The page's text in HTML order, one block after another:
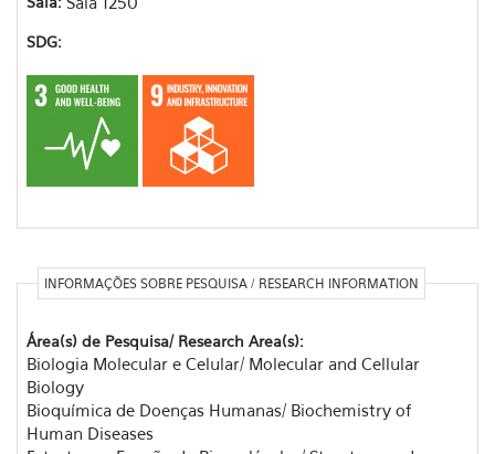
SDG:
INFORMAÇÕES SOBRE PESQUISA / RESEARCH INFORMATION
Área(s) de Pesquisa/ Research Area(s):
Biologia Molecular e Celular/ Molecular and Cellular
Biology
Bioquímica de Doenças Humanas/ Biochemistry of
Human Diseases